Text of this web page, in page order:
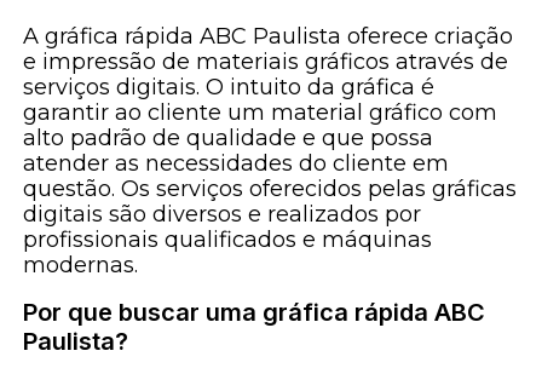
A gráfica rápida ABC Paulista oferece criação
e impressão de materiais gráficos através de
serviços digitais. O intuito da gráfica é
garantir ao cliente um material gráfico com
alto padrão de qualidade e que possa
atender as necessidades do cliente em
questão. Os serviços oferecidos pelas gráficas
digitais são diversos e realizados por
profissionais qualificados e máquinas
modernas.
Por que buscar uma gráfica rápida ABC
Paulista?